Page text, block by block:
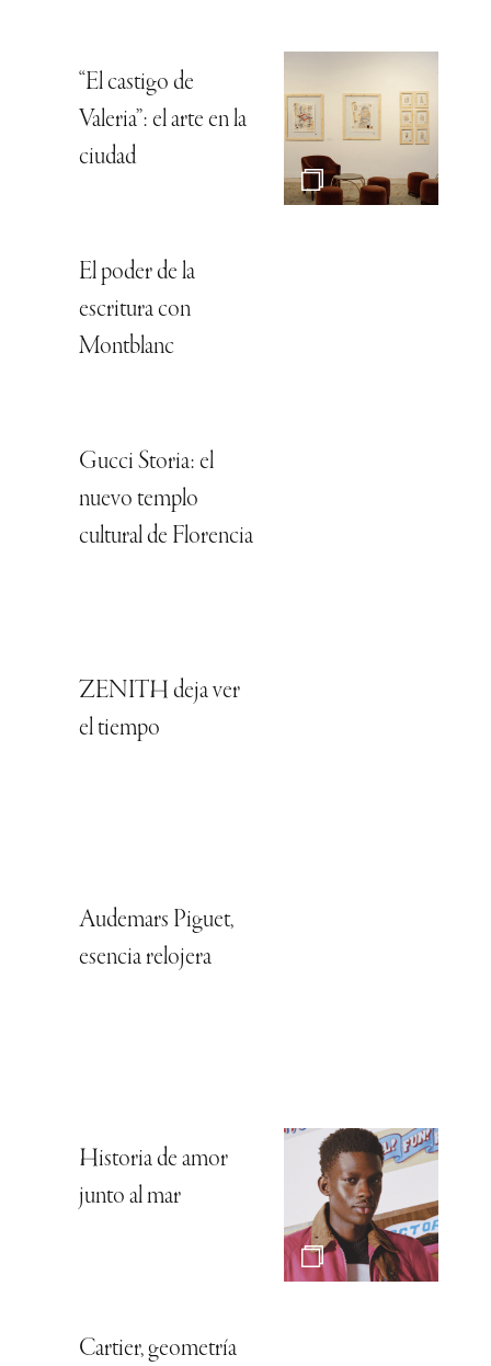
“El castigo de
Valeria”: el arte en la
ciudad
El poder de la
escritura con
Montblanc
Gucci Storia: el
nuevo templo
cultural de Florencia
ZENITH deja ver
el tiempo
Audemars Piguet,
esencia relojera
Historia de amor
junto al mar
Cartier, geometría